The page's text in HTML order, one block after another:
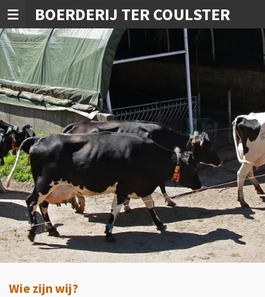
Ga
naar
de
hoofdinhoud
BOERDERIJ TER COULSTER
Wie zijn wij?